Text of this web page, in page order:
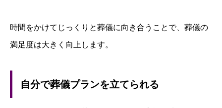
時間をかけてじっくりと葬儀に向き合うことで、葬儀の
満足度は大きく向上します。
自分で葬儀プランを立てられる